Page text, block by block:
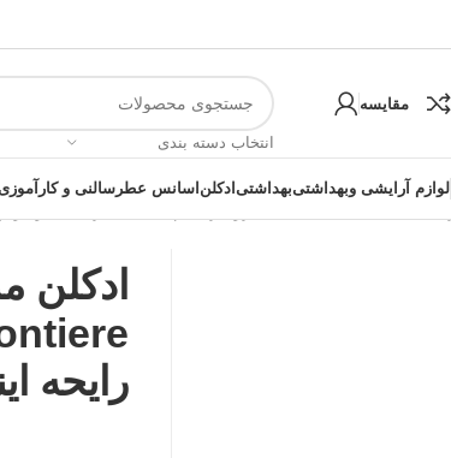
!تجربه یک خرید عالی فرصت را از
مقایسه
انتخاب دسته بندی
لوازم آرایشی وبهداشتیبهداشتی ادکلن اسانس عطر سالنی و کارآموزی
ادکلن
رایحه